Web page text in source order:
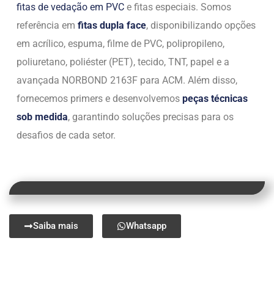
fitas de vedação em PVC e fitas especiais. Somos
referência em fitas dupla face, disponibilizando opções
em acrílico, espuma, filme de PVC, polipropileno,
poliuretano, poliéster (PET), tecido, TNT, papel e a
avançada NORBOND 2163F para ACM. Além disso,
fornecemos primers e desenvolvemos peças técnicas
sob medida, garantindo soluções precisas para os
desafios de cada setor.
Saiba mais Whatsapp